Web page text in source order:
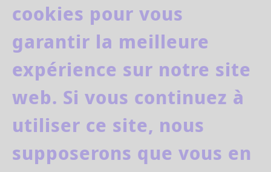
cookies pour vous
garantir la meilleure
expérience sur notre site
web. Si vous continuez à
utiliser ce site, nous
supposerons que vous en
la deuxième...
facebook
youtube